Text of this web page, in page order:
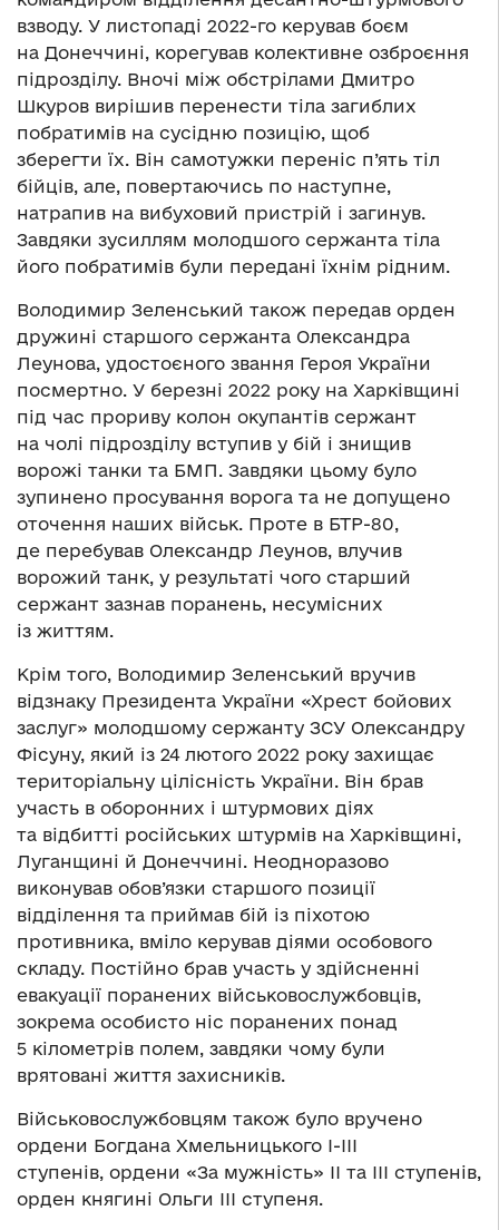
взводу. У листопаді 2022-го керував боєм
на Донеччині, корегував колективне озброєння
підрозділу. Вночі між обстрілами Дмитро
Шкуров вирішив перенести тіла загиблих
побратимів на сусідню позицію, щоб
зберегти їх. Він самотужки переніс п’ять тіл
бійців, але, повертаючись по наступне,
натрапив на вибуховий пристрій і загинув.
Завдяки зусиллям молодшого сержанта тіла
його побратимів були передані їхнім рідним.
Володимир Зеленський також передав орден
дружині старшого сержанта Олександра
Леунова, удостоєного звання Героя України
посмертно. У березні 2022 року на Харківщині
під час прориву колон окупантів сержант
на чолі підрозділу вступив у бій і знищив
ворожі танки та БМП. Завдяки цьому було
зупинено просування ворога та не допущено
оточення наших військ. Проте в БТР-80,
де перебував Олександр Леунов, влучив
ворожий танк, у результаті чого старший
сержант зазнав поранень, несумісних
із життям.
Крім того, Володимир Зеленський вручив
відзнаку Президента України «Хрест бойових
заслуг» молодшому сержанту ЗСУ Олександру
Фісуну, який із 24 лютого 2022 року захищає
територіальну цілісність України. Він брав
участь в оборонних і штурмових діях
та відбитті російських штурмів на Харківщині,
Луганщині й Донеччині. Неодноразово
виконував обов’язки старшого позиції
відділення та приймав бій із піхотою
противника, вміло керував діями особового
складу. Постійно брав участь у здійсненні
евакуації поранених військовослужбовців,
зокрема особисто ніс поранених понад
5 кілометрів полем, завдяки чому були
врятовані життя захисників.
Військовослужбовцям також було вручено
ордени Богдана Хмельницького I-III
ступенів, ордени «За мужність» II та III ступенів,
орден княгині Ольги ІІІ ступеня.